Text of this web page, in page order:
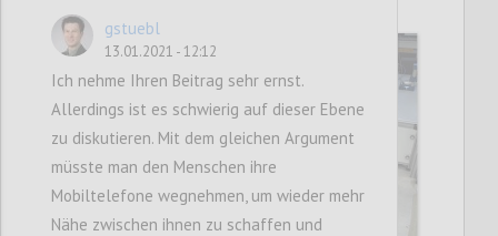
gstuebl
13.01.2021 - 12:12
Ich nehme Ihren Beitrag sehr ernst.
Allerdings ist es schwierig auf dieser Ebene
zu diskutieren. Mit dem gleichen Argument
müsste man den Menschen ihre
Mobiltelefone wegnehmen, um wieder mehr
Nähe zwischen ihnen zu schaffen und